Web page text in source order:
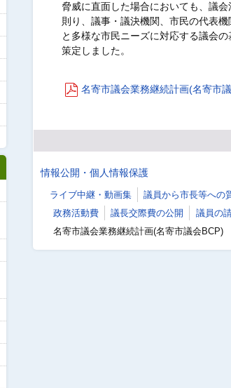
脅威に直面した場合においても、議
則り、議事・議決機関、市民の代表
と多様な市民ニーズに対応する議会
策定しました。
名寄市議会業務継続計画(名寄市
情報公開・個人情報保護
ライブ中継・動画集 議員から市長等への
政務活動費
議長交際費の公開 議員の
名寄市議会業務継続計画(名寄市議会BCP)